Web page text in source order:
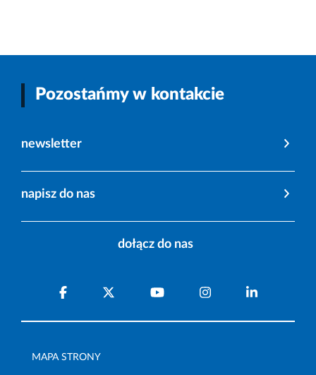
Pozostańmy w kontakcie
newsletter
napisz do nas
dołącz do nas
MAPA STRONY